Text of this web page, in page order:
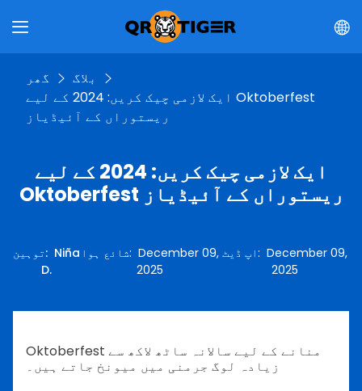
گھر
بلاگ
ایک لازمی چیک کریں: 2024 کے لیے Oktoberfest
ریستوراں کے آئیڈیاز
ایک لازمی چیک کریں: 2024 کے لیے
Oktoberfest ریستوراں کے آئیڈیاز
توہین: Niña
D.
شائع ہوا:December 09,
2025
اپ ڈیٹ: December 09,
2025
Oktoberfest منانے کے لیے سالانہ ساٹھ لاکھ سے